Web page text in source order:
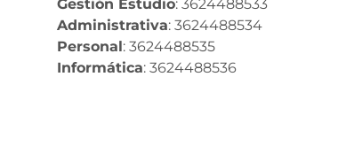
Gestión Estudio: 3624488533
Administrativa: 3624488534
Personal: 3624488535
Informática: 3624488536